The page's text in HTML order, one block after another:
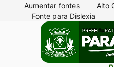
Seção
atalhos
para
conteúdo
Aumentar fontes Alto
Fonte para Dislexia
Seção
menu